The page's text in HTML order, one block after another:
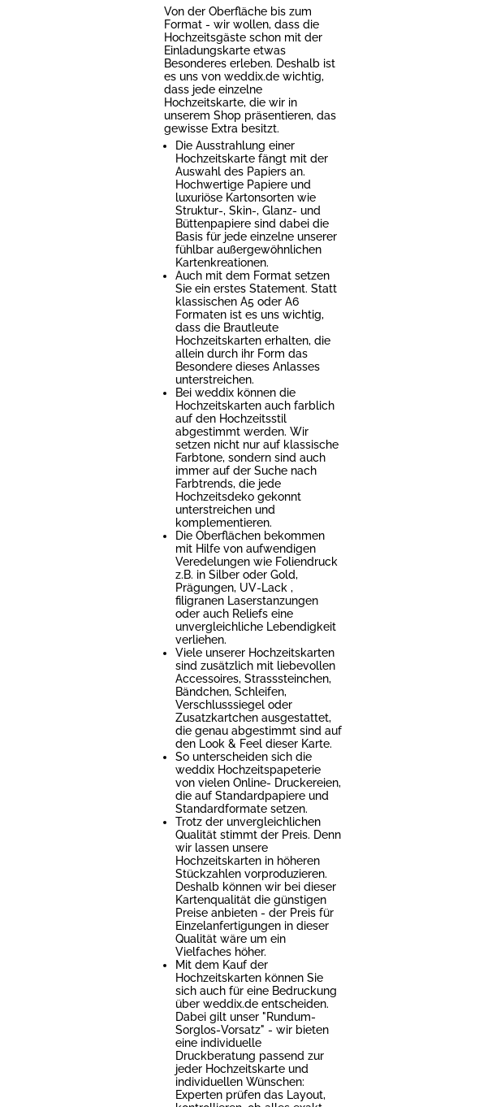
Von der Oberfläche bis zum
Format - wir wollen, dass die
Hochzeitsgäste schon mit der
Einladungskarte etwas
Besonderes erleben. Deshalb ist
es uns von weddix.de wichtig,
dass jede einzelne
Hochzeitskarte, die wir in
unserem Shop präsentieren, das
gewisse Extra besitzt.
Die Ausstrahlung einer
Hochzeitskarte fängt mit der
Auswahl des Papiers an.
Hochwertige Papiere und
luxuriöse Kartonsorten wie
Struktur-, Skin-, Glanz- und
Büttenpapiere sind dabei die
Basis für jede einzelne unserer
fühlbar außergewöhnlichen
Kartenkreationen.
Auch mit dem Format setzen
Sie ein erstes Statement. Statt
klassischen A5 oder A6
Formaten ist es uns wichtig,
dass die Brautleute
Hochzeitskarten erhalten, die
allein durch ihr Form das
Besondere dieses Anlasses
unterstreichen.
Bei weddix können die
Hochzeitskarten auch farblich
auf den Hochzeitsstil
abgestimmt werden. Wir
setzen nicht nur auf klassische
Farbtone, sondern sind auch
immer auf der Suche nach
Farbtrends, die jede
Hochzeitsdeko gekonnt
unterstreichen und
komplementieren.
Die Oberflächen bekommen
mit Hilfe von aufwendigen
Veredelungen wie Foliendruck
z.B. in Silber oder Gold,
Prägungen, UV-Lack ,
filigranen Laserstanzungen
oder auch Reliefs eine
unvergleichliche Lebendigkeit
verliehen.
Viele unserer Hochzeitskarten
sind zusätzlich mit liebevollen
Accessoires, Strasssteinchen,
Bändchen, Schleifen,
Verschlusssiegel oder
Zusatzkartchen ausgestattet,
die genau abgestimmt sind auf
den Look & Feel dieser Karte.
So unterscheiden sich die
weddix Hochzeitspapeterie
von vielen Online- Druckereien,
die auf Standardpapiere und
Standardformate setzen.
Trotz der unvergleichlichen
Qualität stimmt der Preis. Denn
wir lassen unsere
Hochzeitskarten in höheren
Stückzahlen vorproduzieren.
Deshalb können wir bei dieser
Kartenqualität die günstigen
Preise anbieten - der Preis für
Einzelanfertigungen in dieser
Qualität wäre um ein
Vielfaches höher.
Mit dem Kauf der
Hochzeitskarten können Sie
sich auch für eine Bedruckung
über weddix.de entscheiden.
Dabei gilt unser "Rundum-
Sorglos-Vorsatz" - wir bieten
eine individuelle
Druckberatung passend zur
jeder Hochzeitskarte und
individuellen Wünschen:
Experten prüfen das Layout,